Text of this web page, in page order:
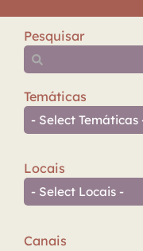
Pesquisar
Temáticas
Locais
Canais